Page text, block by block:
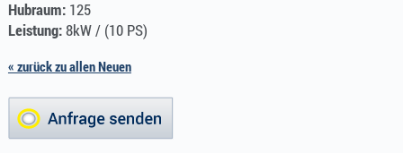
Hubraum:125
Leistung:8kW / (10 PS)
« zurück zu allen Neuen